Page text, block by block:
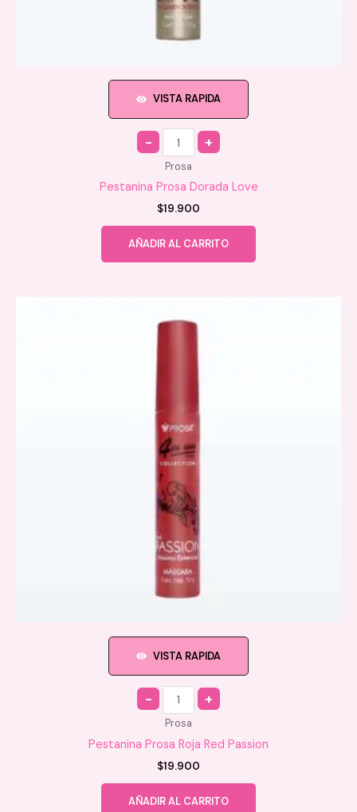
VISTA RAPIDA
Quantity
Prosa
Pestanina Prosa Dorada Love
$19.900
AÑADIR AL CARRITO
VISTA RAPIDA
Quantity
Prosa
Pestanina Prosa Roja Red Passion
$19.900
AÑADIR AL CARRITO